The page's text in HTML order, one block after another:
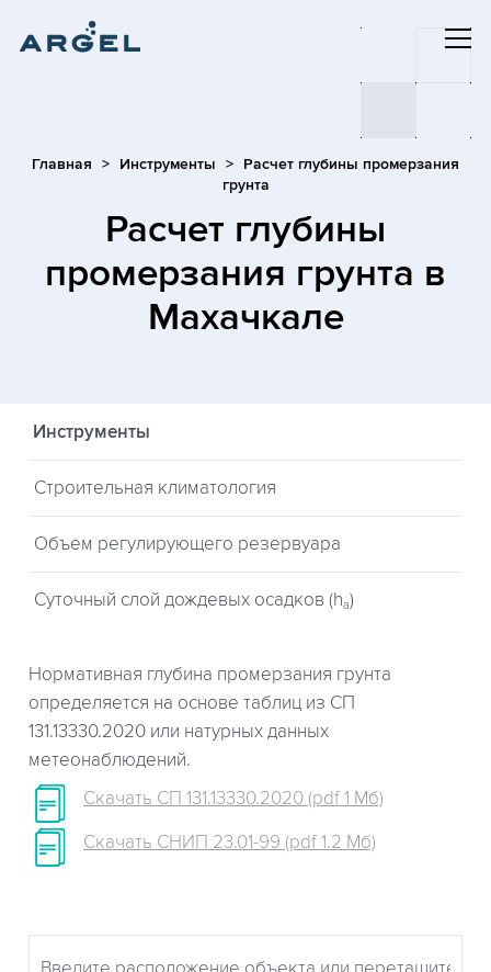
Главная Инструменты
Расчет глубины промерзания
грунта
Расчет глубины
промерзания грунта в
Махачкале
Инструменты
Строительная климатология
Объем регулирующего резервуара
Суточный слой дождевых осадков (ha)
Нормативная глубина промерзания грунта
определяется на основе таблиц из СП
131.13330.2020 или натурных данных
метеонаблюдений.
Скачать СП 131.13330.2020 (pdf 1 Мб)
Скачать СНИП 23.01-99 (pdf 1.2 Мб)